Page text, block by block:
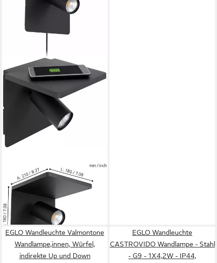
Wandleuchte CIGLIE
55,27 € 166,90 €
-67%
in 3-4 Werktagen bei dir
EGLO Wandleuchte Valmontone
Wandlampe,innen, Würfel,
indirekte Up und Down
EGLO Wandleuchte
CASTROVIDO Wandlampe - Stahl
- G9 - 1X4,2W - IP44,